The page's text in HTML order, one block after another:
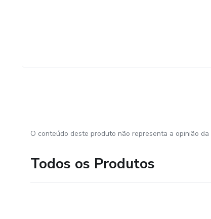
O conteúdo deste produto não representa a opinião
Todos os Produtos